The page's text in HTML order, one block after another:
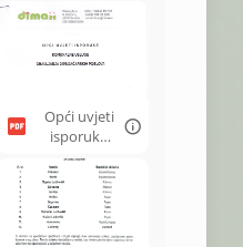
- područje
Grada
Ludbrega
Opći uvjeti
isporuke
dimnjačars
kih usluga
Ludbreg.p
df